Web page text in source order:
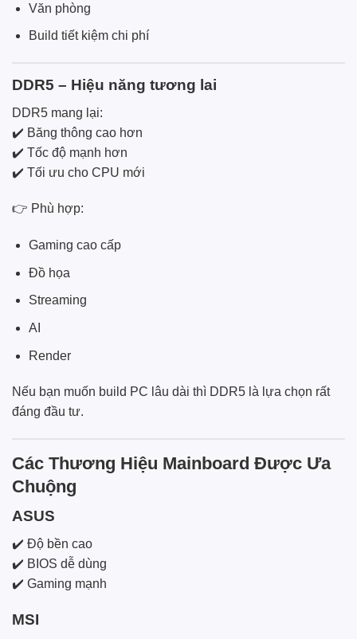
Văn phòng
Build tiết kiệm chi phí
DDR5 – Hiệu năng tương lai
DDR5 mang lại:
✔️ Băng thông cao hơn
✔️ Tốc độ mạnh hơn
✔️ Tối ưu cho CPU mới
👉 Phù hợp:
Gaming cao cấp
Đồ họa
Streaming
AI
Render
Nếu bạn muốn build PC lâu dài thì DDR5 là lựa chọn rất
đáng đầu tư.
Các Thương Hiệu Mainboard Được Ưa
Chuộng
ASUS
✔️ Độ bền cao
✔️ BIOS dễ dùng
✔️ Gaming mạnh
MSI